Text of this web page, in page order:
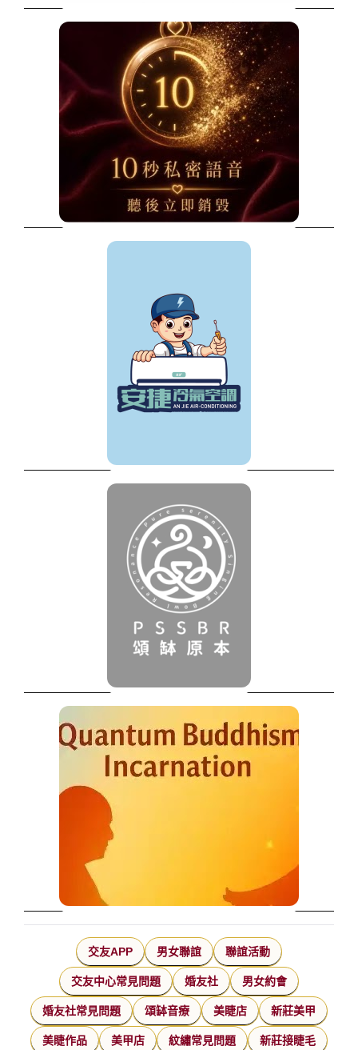
交友APP 男女聯誼 聯誼活動
交友中心常見問題 婚友社 男女約會
婚友社常見問題 頌缽音療 美睫店 新莊美甲
美睫作品 美甲店 紋繡常見問題 新莊接睫毛